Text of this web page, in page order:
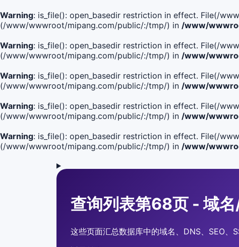
Warning: is_file(): open_basedir restriction in effect. File(/
(/www/wwwroot/mipang.com/public/:/tmp/) in /www/
Warning: is_file(): open_basedir restriction in effect. File(/
(/www/wwwroot/mipang.com/public/:/tmp/) in /www/
Warning: is_file(): open_basedir restriction in effect. File(/
(/www/wwwroot/mipang.com/public/:/tmp/) in /www/
Warning: is_file(): open_basedir restriction in effect. File(/
(/www/wwwroot/mipang.com/public/:/tmp/) in /www/
Warning: is_file(): open_basedir restriction in effect. File(/
(/www/wwwroot/mipang.com/public/:/tmp/) in /www/
查询列表第68页 - 域名
这些页面汇总数据库中的域名、DNS、SEO、